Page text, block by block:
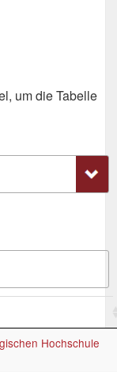
um die Tabelle
Hochschule